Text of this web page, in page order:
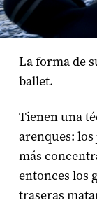
La forma de
ballet.
Tienen una
arenques:
más
entonces los
traseras